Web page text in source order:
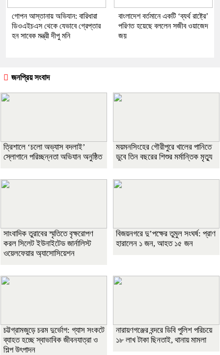
গোপন আস্তানায় অভিযান: বারিধারা
ডিওএইচএস থেকে যেভাবে গ্রেপ্তার
হন সাবেক মন্ত্রী দীপু মনি
বাংলাদেশ বর্তমানে একটি ‘ব্যর্থ রাষ্ট্রে’
পরিণত হয়েছে বললেন সজীব ওয়াজেদ
জয়
জনপ্রিয় সংবাদ
‎ত্রিশালে ‘চলো অভ্যাস বদলাই’
স্লোগানে পরিচ্ছন্নতা অভিযান অনুষ্ঠিত
ময়মনসিংহের গৌরীপুরে খালের পানিতে
ডুবে তিন বছরের শিশুর মর্মান্তিক মৃত্যু
সাংবাদিক তুরাবের স্মৃতিতে বৃক্ষরোপণ
করল সিলেট ইউনাইটেড জার্নালিস্ট
ওয়েলফেয়ার অ্যাসোসিয়েশন
বিজয়নগরে দু’পক্ষের তুমুল সংঘর্ষ: প্রাণ
হারালেন ১ জন, আহত ১৫ জন
চট্টগ্রামজুড়ে চরম দুর্ভোগ: গ্যাস সংকটে
ব্যাহত হচ্ছে স্বাভাবিক জীবনযাত্রা ও
শিল্প উৎপাদন
নারায়ণগঞ্জের বন্দরে ডিবি পুলিশ পরিচয়ে
১৮ লাখ টাকা ছিনতাই, থানায় মামলা